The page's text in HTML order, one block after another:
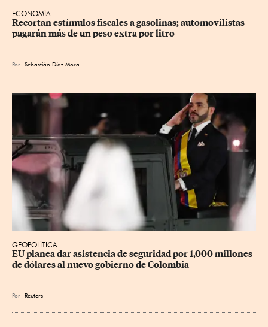
ECONOMÍA
Recortan estímulos fiscales a gasolinas; automovilistas
pagarán más de un peso extra por litro
Por Sebastián Díaz Mora
GEOPOLÍTICA
EU planea dar asistencia de seguridad por 1,000 millones
de dólares al nuevo gobierno de Colombia
Por Reuters